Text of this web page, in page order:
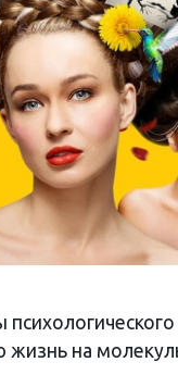
жизнь на